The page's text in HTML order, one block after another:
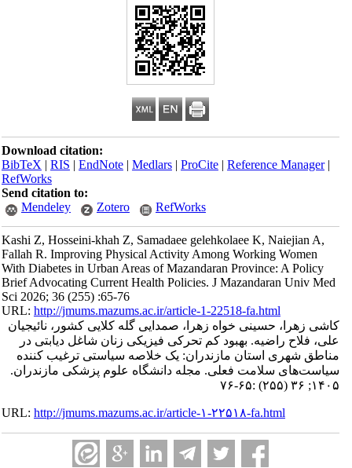
Download citation:
BibTeX|RIS|EndNote|Medlars|ProCite|Reference Manager
RefWorks
Send citation to:
Mendeley
Zotero RefWorks
Kashi Z, Hosseini-khah Z, Samadaee gelehkolaee K, Naiejian A,
Fallah R. Improving Physical Activity Among Working Women
With Diabetes in Urban Areas of Mazandaran Province: A Policy
Brief Advocating Current Health Policies. J Mazandaran Univ Med
Sci 2026; 36 (255) :65-76
URL:http://jmums.mazums.ac.ir/article-1-22518-fa.html
کاشی زهرا، حسینی خواه زهرا، صمدایی گله کلایی کشور، نائیجیان
علی، فلاح راضیه. بهبود کم‌ تحرکی فیزیکی زنان شاغل دیابتی در
مناطق شهری استان مازندران: یک خلاصه سیاستی ترغیب کننده
سیاست‌های سلامت فعلی. مجله دانشگاه علوم پزشکی مازندران.
۱۴۰۵; ۳۶ (۲۵۵) :۶۵-۷۶
URL:http://jmums.mazums.ac.ir/article-۱-۲۲۵۱۸-fa.html